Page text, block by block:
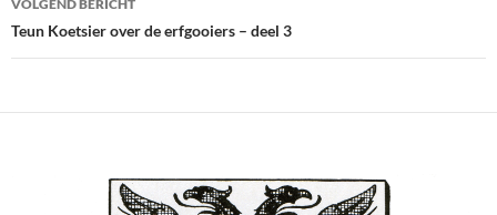
VOLGEND BERICHT
Teun Koetsier over de erfgooiers – deel 3